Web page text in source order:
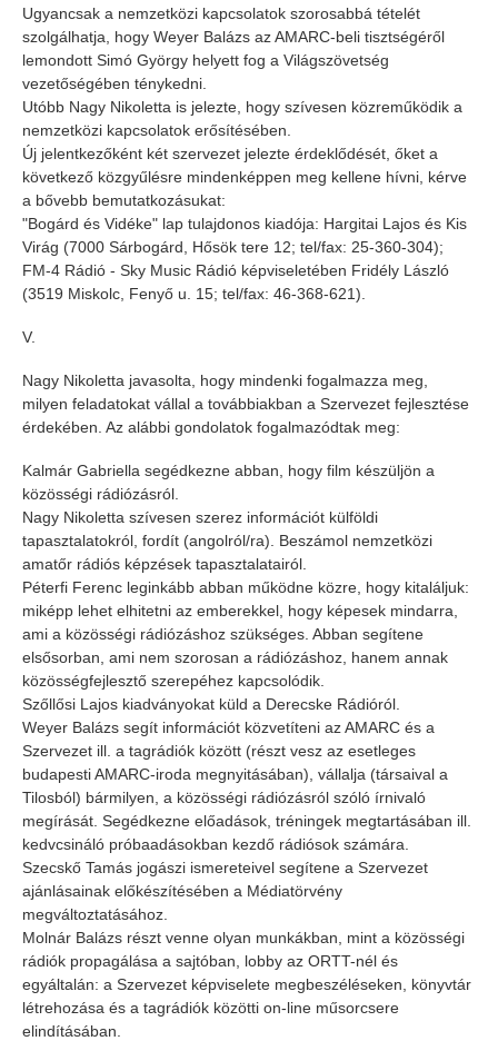
Ugyancsak a nemzetközi kapcsolatok szorosabbá tételét
szolgálhatja, hogy Weyer Balázs az AMARC-beli tisztségéről
lemondott Simó György helyett fog a Világszövetség
vezetőségében ténykedni.
Utóbb Nagy Nikoletta is jelezte, hogy szívesen közreműködik a
nemzetközi kapcsolatok erősítésében.
Új jelentkezőként két szervezet jelezte érdeklődését, őket a
következő közgyűlésre mindenképpen meg kellene hívni, kérve
a bővebb bemutatkozásukat:
"Bogárd és Vidéke" lap tulajdonos kiadója: Hargitai Lajos és Kis
Virág (7000 Sárbogárd, Hősök tere 12; tel/fax: 25-360-304);
FM-4 Rádió - Sky Music Rádió képviseletében Fridély László
(3519 Miskolc, Fenyő u. 15; tel/fax: 46-368-621).
V.
Nagy Nikoletta javasolta, hogy mindenki fogalmazza meg,
milyen feladatokat vállal a továbbiakban a Szervezet fejlesztése
érdekében. Az alábbi gondolatok fogalmazódtak meg:
Kalmár Gabriella segédkezne abban, hogy film készüljön a
közösségi rádiózásról.
Nagy Nikoletta szívesen szerez információt külföldi
tapasztalatokról, fordít (angolról/ra). Beszámol nemzetközi
amatőr rádiós képzések tapasztalatairól.
Péterfi Ferenc leginkább abban működne közre, hogy kitaláljuk:
miképp lehet elhitetni az emberekkel, hogy képesek mindarra,
ami a közösségi rádiózáshoz szükséges. Abban segítene
elsősorban, ami nem szorosan a rádiózáshoz, hanem annak
közösségfejlesztő szerepéhez kapcsolódik.
Szőllősi Lajos kiadványokat küld a Derecske Rádióról.
Weyer Balázs segít információt közvetíteni az AMARC és a
Szervezet ill. a tagrádiók között (részt vesz az esetleges
budapesti AMARC-iroda megnyitásában), vállalja (társaival a
Tilosból) bármilyen, a közösségi rádiózásról szóló írnivaló
megírását. Segédkezne előadások, tréningek megtartásában ill.
kedvcsináló próbaadásokban kezdő rádiósok számára.
Szecskő Tamás jogászi ismereteivel segítene a Szervezet
ajánlásainak előkészítésében a Médiatörvény
megváltoztatásához.
Molnár Balázs részt venne olyan munkákban, mint a közösségi
rádiók propagálása a sajtóban, lobby az ORTT-nél és
egyáltalán: a Szervezet képviselete megbeszéléseken, könyvtár
létrehozása és a tagrádiók közötti on-line műsorcsere
elindításában.